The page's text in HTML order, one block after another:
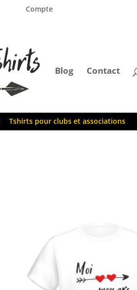
Compte
Blog Contact
Tshirts pour clubs et associations